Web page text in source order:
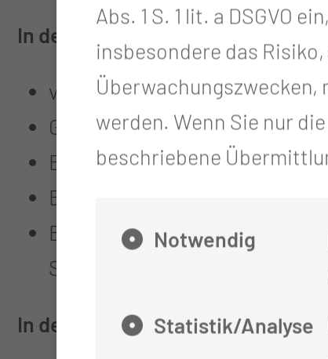
In der Schwangerschaft:
vorgeburtliche
Geburtsvorbereitung
Beratung und Hilfe bei
Beratung in Alltagsfragen
Beratung bei Unsicherheiten/
Stillen
In der Zeit des Wochenbetts und
Abs. 1 S. 1 lit. a DSGVO
insbesondere das
werden. Wenn Sie nur
beschriebene
Notwendig
Statistik/Analyse